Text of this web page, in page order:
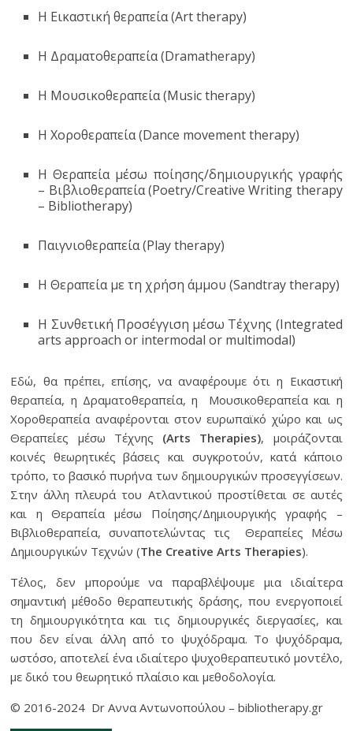
Η Εικαστική θεραπεία (Art therapy)
Η Δραματοθεραπεία (Dramatherapy)
Η Μουσικοθεραπεία (Music therapy)
Η Χοροθεραπεία (Dance movement therapy)
Η Θεραπεία μέσω ποίησης/δημιουργικής γραφής
– Βιβλιοθεραπεία (Poetry/Creative Writing therapy
– Bibliotherapy)
Παιγνιοθεραπεία (Play therapy)
Η Θεραπεία με τη χρήση άμμου (Sandtray therapy)
H Συνθετική Προσέγγιση μέσω Τέχνης (Integrated
arts approach or intermodal or multimodal)
Εδώ, θα πρέπει, επίσης, να αναφέρουμε ότι η Εικαστική
θεραπεία, η Δραματοθεραπεία, η Μουσικοθεραπεία και η
Χοροθεραπεία αναφέρονται στον ευρωπαϊκό χώρο και ως
Θεραπείες μέσω Τέχνης (Arts Therapies), μοιράζονται
κοινές θεωρητικές βάσεις και συγκροτούν, κατά κάποιο
τρόπο, το βασικό πυρήνα των δημιουργικών προσεγγίσεων.
Στην άλλη πλευρά του Ατλαντικού προστίθεται σε αυτές
και η Θεραπεία μέσω Ποίησης/Δημιουργικής γραφής –
Βιβλιοθεραπεία, συναποτελώντας τις Θεραπείες Μέσω
Δημιουργικών Τεχνών (The Creative Arts Therapies).
Τέλος, δεν μπορούμε να παραβλέψουμε μια ιδιαίτερα
σημαντική μέθοδο θεραπευτικής δράσης, που ενεργοποιεί
τη δημιουργικότητα και τις δημιουργικές διεργασίες, και
που δεν είναι άλλη από το ψυχόδραμα. Το ψυχόδραμα,
ωστόσο, αποτελεί ένα ιδιαίτερο ψυχοθεραπευτικό μοντέλο,
με δικό του θεωρητικό πλαίσιο και μεθοδολογία.
© 2016-2024 Dr Αννα Αντωνοπούλου – bibliotherapy.gr